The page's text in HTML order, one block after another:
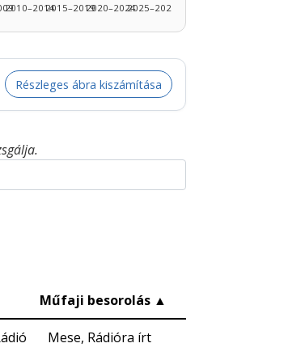
2010–20142015–20192020–20242025–2026
Részleges ábra kiszámítása
Műfaji besorolás ▲
Mese, Rádióra írt